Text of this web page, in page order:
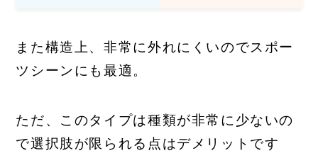
また構造上、非常に外れにくいのでスポー
ツシーンにも最適。
ただ、このタイプは種類が非常に少ないの
で選択肢が限られる点はデメリットです